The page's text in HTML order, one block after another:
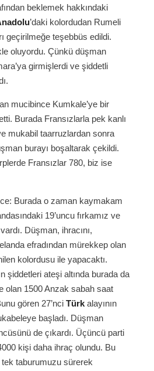
beklemek hakkındaki
’daki kolordudan Rumeli
geçirilmeğe teşebbüs edildi.
oluyordu. Çünkü düşman
girmişlerdi ve şiddetli
mucibince Kumkale’ye bir
Burada Fransızlarla pek kanlı
mukabil taarruzlardan sonra
burayı boşaltarak çekildi.
Fransızlar 780, biz ise
Burada o zaman kaymakam
19’uncu fırkamız ve
Düşman, ihracını,
efradından mürekkep olan
kolordusu ile yapacaktı.
şiddetleri ateşi altında burada da
olan 1500 Anzak sabah saat
gören 27’nci Türk alayının
başladı. Düşman
de çıkardı. Üçüncü parti
kişi daha ihraç olundu. Bu
taburumuzu sürerek